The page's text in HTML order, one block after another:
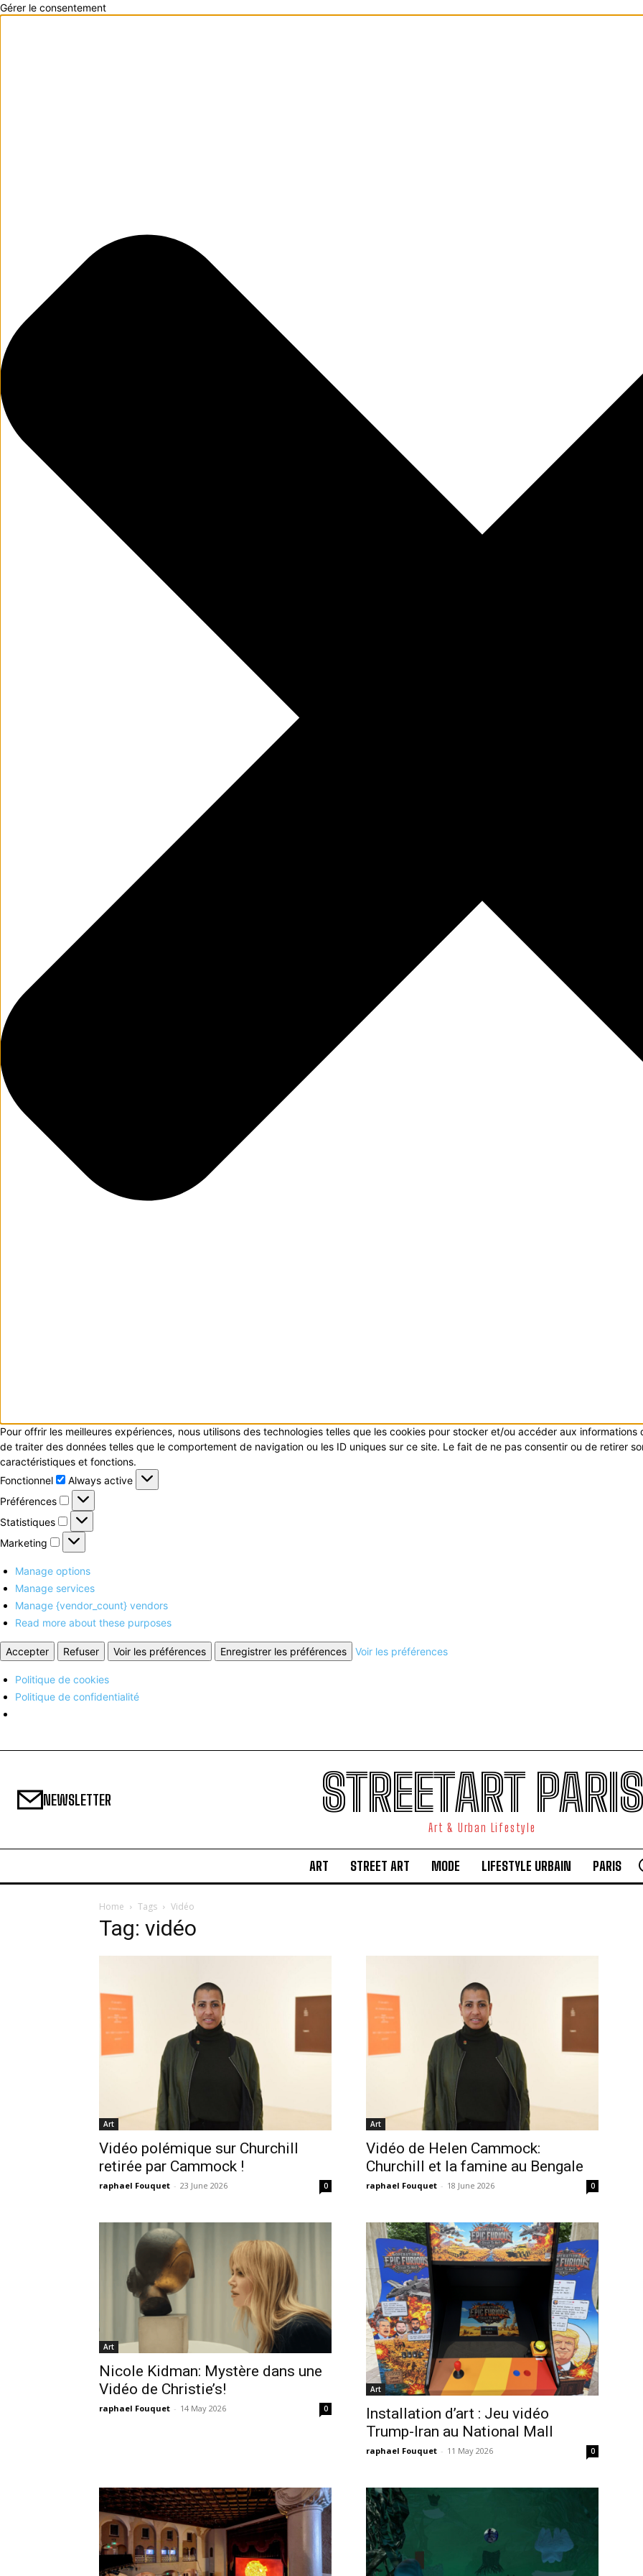
Gérer le consentement
Pour offrir les meilleures expériences, nous utilisons des technologies telles que les cookies pour stocker et/ou accéder aux
de traiter des données telles que le comportement de navigation ou les ID uniques sur ce site. Le fait de ne pas consentir ou de retirer
caractéristiques et fonctions.
Fonctionnel
Fonctionnel
Always active
Préférences
Préférences
Statistiques
Statistiques
Marketing
Marketing
Manage options
Manage services
Manage {vendor_count} vendors
Read more about these purposes
Accepter Refuser Voir les préférences Enregistrer les préférences Voir les préférences
Politique de cookies
Politique de confidentialité
NEWSLETTER STREETART PARIS
Art & Urban Lifestyle
ART STREET ART MODE LIFESTYLE URBAIN PARIS
Home Tags Vidéo
Tag: vidéo
Art
Vidéo polémique sur Churchill
retirée par Cammock !
raphael Fouquet - 23 June 2026 0
Art
Vidéo de Helen Cammock:
Churchill et la famine au Bengale
raphael Fouquet - 18 June 2026 0
Art
Nicole Kidman: Mystère dans une
Vidéo de Christie’s!
raphael Fouquet - 14 May 2026 0
Art
Installation d’art : Jeu vidéo
Trump-Iran au National Mall
raphael Fouquet - 11 May 2026 0